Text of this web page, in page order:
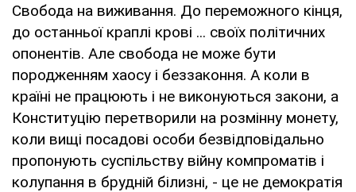
Свобода на виживання. До переможного кінця,
до останньої краплі крові ... своїх політичних
опонентів. Але свобода не може бути
породженням хаосу і беззаконня. А коли в
країні не працюють і не виконуються закони, а
Конституцію перетворили на розмінну монету,
коли вищі посадові особи безвідповідально
пропонують суспільству війну компроматів і
колупання в брудній білизні, - це не демократія